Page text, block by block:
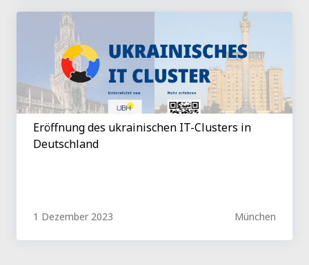
Eröffnung des ukrainischen IT-Clusters in
Deutschland
1 Dezember 2023 München